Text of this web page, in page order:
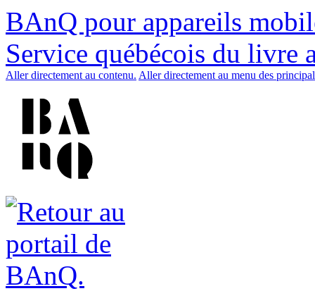
BAnQ pour appareils
Service québécois du livre
Aller directement au contenu. Aller directement au menu des